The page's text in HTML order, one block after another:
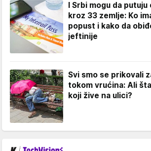
I Srbi mogu da
kroz 33 zemlje: Ko
popust i kako da
jeftinije
Svi smo se prikovali
tokom vrućina: Ali
koji žive na ulici?